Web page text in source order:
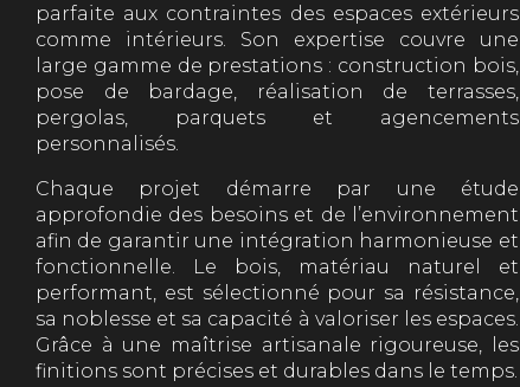
parfaite aux contraintes des espaces extérieurs
comme intérieurs. Son expertise couvre une
large gamme de prestations : construction bois,
pose de bardage, réalisation de terrasses,
pergolas, parquets et agencements
personnalisés.
Chaque projet démarre par une étude
approfondie des besoins et de l’environnement
afin de garantir une intégration harmonieuse et
fonctionnelle. Le bois, matériau naturel et
performant, est sélectionné pour sa résistance,
sa noblesse et sa capacité à valoriser les espaces.
Grâce à une maîtrise artisanale rigoureuse, les
finitions sont précises et durables dans le temps.